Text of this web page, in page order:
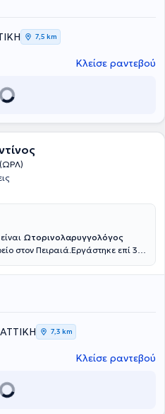
μέλος του Ιατρικού Συλλόγου
7,5 km
Κλείσε ραντεβού
είναι Ωτορινολαρυγγολόγος
στον Πειραιά.Εργάστηκε επί 30
Βασίλειο, THE VICTORIA
του πορεία ως Διευθυντής ΕΣΥ
Νοσοκομεία του δίνει την
τα παθολογικά και χειρουργικά
7,3 km
Κλείσε ραντεβού